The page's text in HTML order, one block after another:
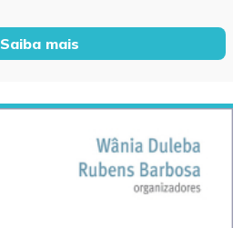
Saiba mais